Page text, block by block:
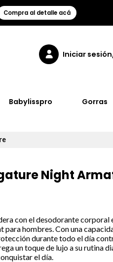
Compra al detalle acá
Iniciar
Babylisspro Gorras
Night
con el desodorante corporal
hombres. Con una
durante todo el día
un toque de lujo a su rutina
el día.